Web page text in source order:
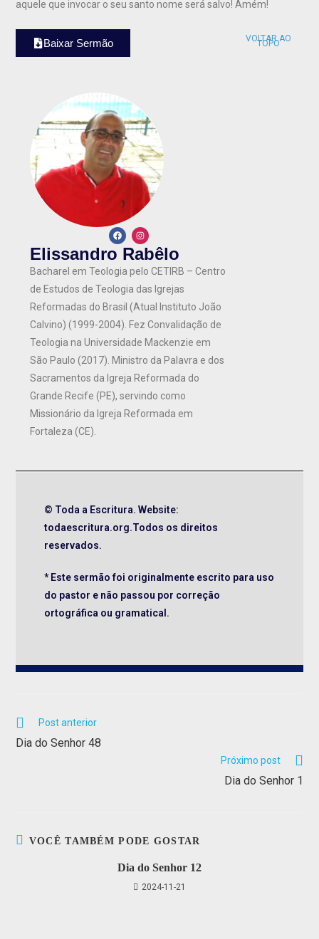
aquele que invocar o seu santo nome será salvo! Amém!
Baixar Sermão VOLTAR AO
TOPO
Elissandro Rabêlo
Bacharel em Teologia pelo CETIRB – Centro
de Estudos de Teologia das Igrejas
Reformadas do Brasil (Atual Instituto João
Calvino) (1999-2004). Fez Convalidação de
Teologia na Universidade Mackenzie em
São Paulo (2017). Ministro da Palavra e dos
Sacramentos da Igreja Reformada do
Grande Recife (PE), servindo como
Missionário da Igreja Reformada em
Fortaleza (CE).
© Toda a Escritura. Website:
todaescritura.org.Todos os direitos
reservados.
* Este sermão foi originalmente escrito para uso
do pastor e não passou por correção
ortográfica ou gramatical.
Post anterior
Dia do Senhor 48
Próximo post
Dia do Senhor 1
VOCÊ TAMBÉM PODE GOSTAR
Dia do Senhor 12
2024-11-21